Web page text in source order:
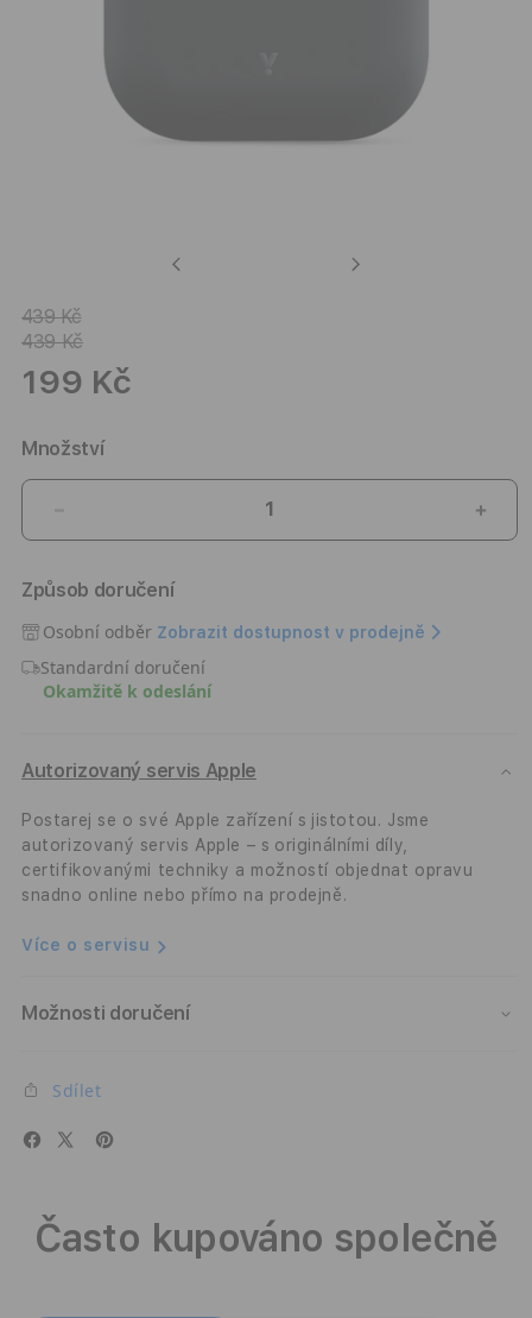
Previous Next
439 Kč
439 Kč
199 Kč
Množství
množství
Silikonový
obal
na
AirPods
3.
-
Způsob doručení
Osobní odběr Zobrazit dostupnost v prodejně
Standardní doručení
Okamžitě k odeslání
Autorizovaný servis Apple
Postarej se o své Apple zařízení s jistotou. Jsme
autorizovaný servis Apple – s originálními díly,
certifikovanými techniky a možností objednat opravu
snadno online nebo přímo na prodejně.
Více o servisu
Možnosti doručení
Sdílet
Často kupováno společně